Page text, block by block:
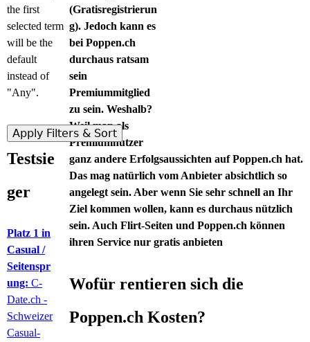
(Gratisregistrierun
g). Jedoch kann es
bei Poppen.ch
durchaus ratsam
sein
Premiummitglied
zu sein. Weshalb?
Weil man als
Premiumnutzer
ganz andere Erfolgsaussichten auf Poppen.ch hat.
Das mag natürlich vom Anbieter absichtlich so
angelegt sein. Aber wenn Sie sehr schnell an Ihr
Ziel kommen wollen, kann es durchaus nützlich
sein. Auch Flirt-Seiten und Poppen.ch können
ihren Service nur gratis anbieten
Wofür rentieren sich die
Poppen.ch Kosten?
the first
selected term
will be the
default
instead of
"Any".
Testsie
ger
Platz 1 in
Casual /
Seitenspr
ung: C-
Date.ch -
Schweizer
Casual-